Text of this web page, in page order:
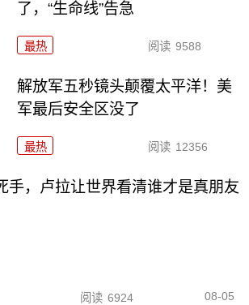
了，“生命线”告急
最热 阅读 9588
解放军五秒镜头颠覆太平洋！美
军最后安全区没了
最热 阅读 12356
手，卢拉让世界看清谁才是真朋友
阅读 6924 08-05